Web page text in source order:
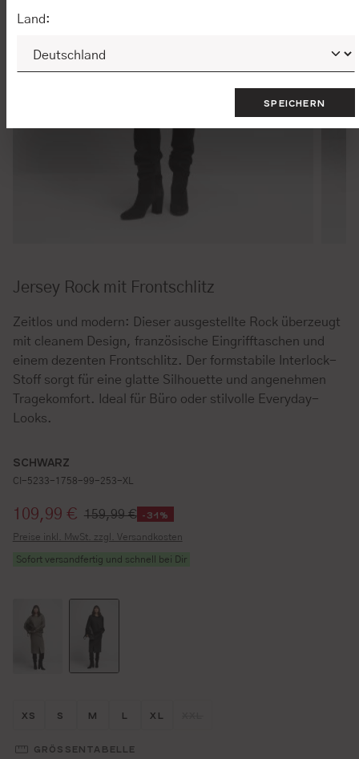
Jersey Rock mit Frontschlitz
Zeitlos und modern: Dieser ausgestellte Rock überzeugt
mit cleanem Design, französische Eingrifftaschen und
einem dezenten Frontschlitz. Der formstabile Interlock-
Stoff sorgt für eine glatte Silhouette und angenehmen
Tragekomfort. Ideal für Büro oder stilvolle Everyday-
Looks.
SCHWARZ
CI-5233-1758-99-253-XL
Verkaufspreis:
109,99 € 159,99 € -31%
Preise inkl. MwSt. zzgl. Versandkosten
Sofort versandfertig und schnell bei Dir
Größe wählen
XS Größe wählen
S Größe wählen
M Größe wählen
L Größe wählen
XL
GRÖSSENTABELLE
Land:
SPEICHERN